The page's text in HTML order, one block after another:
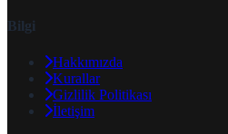
Bilgi
Hakkımızda
Kurallar
Gizlilik Politikası
İletişim